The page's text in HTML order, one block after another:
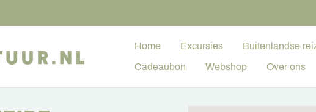
Home Excursies Buitenlandse
Cadeaubon Webshop Over ons